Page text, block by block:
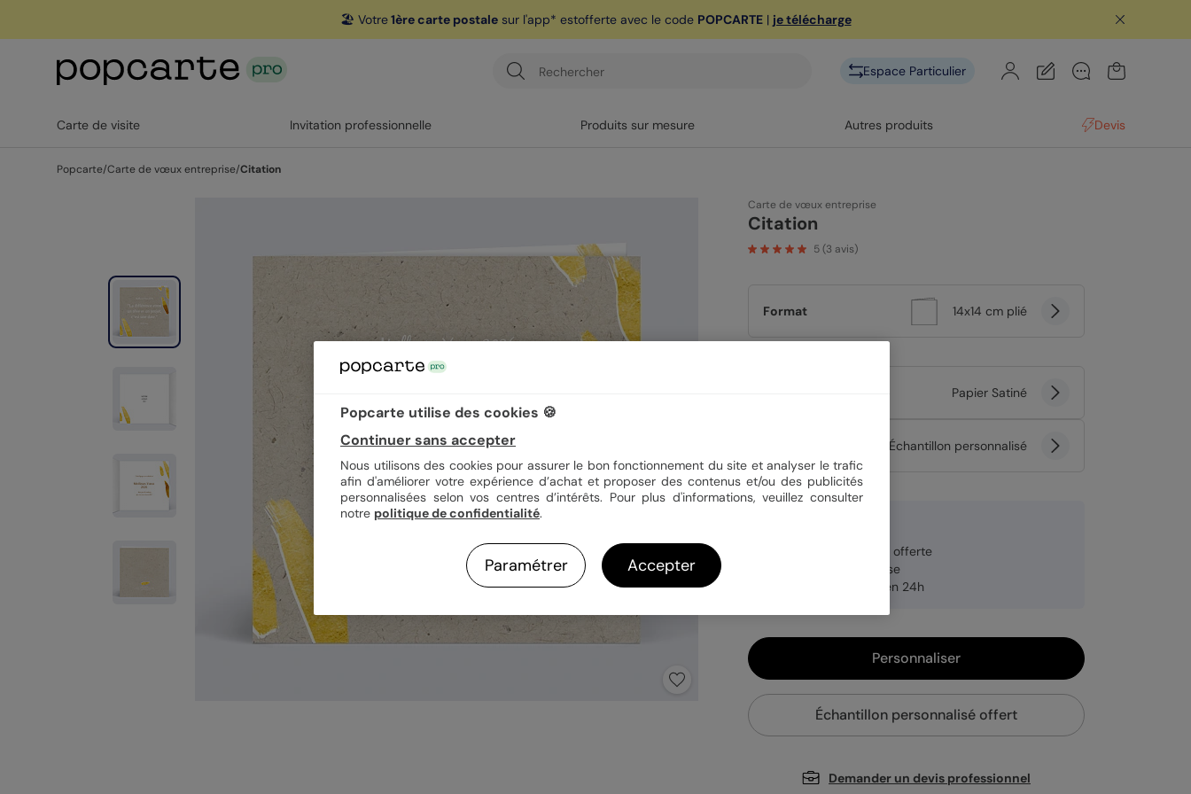
🏖️ Votre1ère carte postalesur l'app* estofferte avec le code POPCARTE| je télécharge
Espace Particulier
Carte de visite Invitation professionnelle Produits sur mesure Autres produits Devis
Popcarte/Carte de vœux entreprise/Citation
Carte de vœux entreprise
Citation
5(3 avis)
Format 14x14 cm plié
Papier Satiné
Échantillon personnalisé
Enveloppe blanche offerte
Fabrication française
Expédition rapide en 24h
Personnaliser
Échantillon personnalisé offert
Demander un devis professionnel
Popcarte utilise des cookies 🍪
Continuer sans accepter
Nous utilisons des cookies pour assurer le bon fonctionnement du site et analyser le trafic
afin d'améliorer votre expérience d’achat et proposer des contenus et/ou des publicités
personnalisées selon vos centres d’intérêts. Pour plus d'informations, veuillez consulter
notre politique de confidentialité.
Paramétrer Accepter